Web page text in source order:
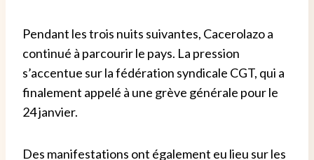
Pendant les trois nuits suivantes, Cacerolazo a
continué à parcourir le pays. La pression
s’accentue sur la fédération syndicale CGT, qui a
finalement appelé à une grève générale pour le
24 janvier.
Des manifestations ont également eu lieu sur les